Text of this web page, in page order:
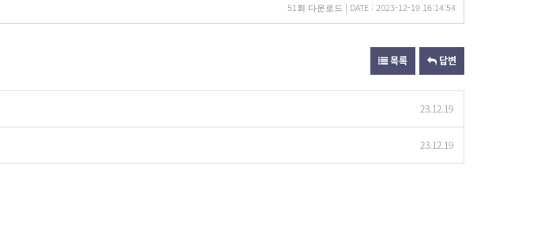
51회 다운로드 | DATE : 2023-12-19 16:14:54
목록 답변
23.12.19
23.12.19